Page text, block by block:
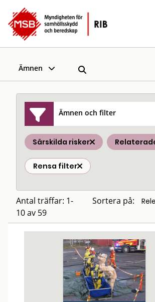
Ämnen
Ämnen och filter
Särskilda risker
Rensa filter
Antal träffar: 1-
10 av 59
Sortera på: